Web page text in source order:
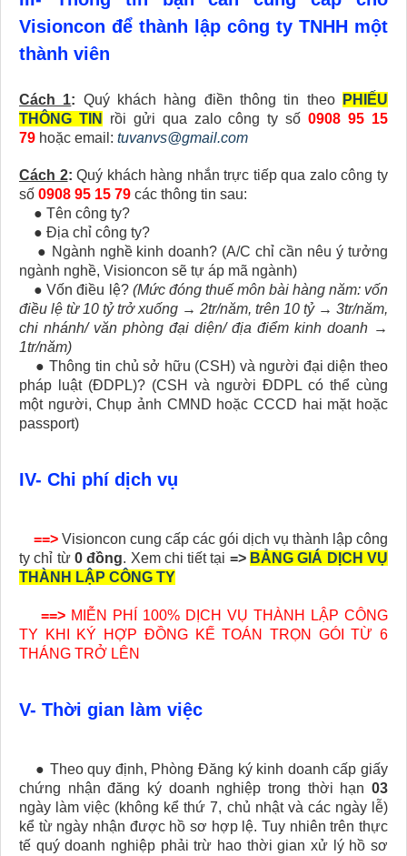
Visioncon để thành lập công ty TNHH một
thành viên
Cách 1: Quý khách hàng điền thông tin theo
PHIẾU
THÔNG TIN
rồi gửi qua zalo công ty số0908 95 15
79 hoặc email: tuvanvs@gmail.com
Cách 2: Quý khách hàng nhắn trực tiếp qua zalo công ty
số 0908 95 15 79 các thông tin sau:
● Tên công ty?
● Địa chỉ công ty?
● Ngành nghề kinh doanh? (A/C chỉ cần nêu ý tưởng
ngành nghề, Visioncon sẽ tự áp mã ngành)
● Vốn điều lệ? (Mức đóng thuế môn bài hàng năm: vốn
điều lệ từ 10 tỷ trở xuống → 2tr/năm, trên 10 tỷ → 3tr/năm,
chi nhánh/ văn phòng đại diện/ địa điểm kinh doanh →
1tr/năm)
● Thông tin chủ sở hữu (CSH) và người đại diện theo
pháp luật (ĐDPL)? (CSH và người ĐDPL có thể cùng
một người, Chụp ảnh CMND hoặc CCCD hai mặt hoặc
passport)
IV- Chi phí dịch vụ
==> Visioncon cung cấp các gói dịch vụ thành lập công
ty chỉ từ 0 đồng. Xem chi tiết tại => BẢNG GIÁ DỊCH VỤ
THÀNH LẬP CÔNG TY
==> MIỄN PHÍ 100% DỊCH VỤ THÀNH LẬP CÔNG
TY KHI KÝ HỢP ĐỒNG KẾ TOÁN TRỌN GÓI TỪ 6
THÁNG TRỞ LÊN
V- Thời gian làm việc
● Theo quy định, Phòng Đăng ký kinh doanh cấp giấy
chứng nhận đăng ký doanh nghiệp trong thời hạn 03
ngày làm việc (không kể thứ 7, chủ nhật và các ngày lễ)
kể từ ngày nhận được hồ sơ hợp lệ. Tuy nhiên trên thực
tế quý doanh nghiệp phải trừ hao thời gian xử lý hồ sơ